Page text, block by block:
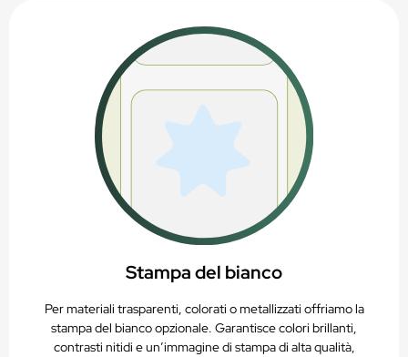
Stampa del bianco
Per materiali trasparenti, colorati o metallizzati offriamo la
stampa del bianco opzionale. Garantisce colori brillanti,
contrasti nitidi e un’immagine di stampa di alta qualità,